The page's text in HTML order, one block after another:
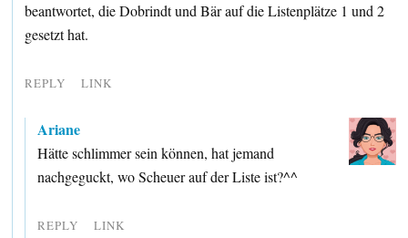
beantwortet, die Dobrindt und Bär auf die Listenplätze 1 und 2
gesetzt hat.
REPLY LINK
Ariane
Hätte schlimmer sein können, hat jemand
nachgeguckt, wo Scheuer auf der Liste ist?^^
REPLY LINK